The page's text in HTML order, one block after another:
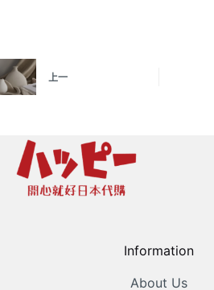
上一
Information
About Us